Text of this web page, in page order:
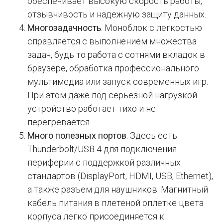
отзывчивость и надежную защиту данных.
Многозадачность . Моноблок с легкостью
справляется с выполнением множества
задач, будь то работа с сотнями вкладок в
браузере, обработка профессионального
мультимедиа или запуск современных игр.
При этом даже под серьезной нагрузкой
устройство работает тихо и не
перегревается.
Много полезных портов . Здесь есть
Thunderbolt/USB 4 для подключения
периферии с поддержкой различных
стандартов (DisplayPort, HDMI, USB, Ethernet),
а также разъем для наушников. Магнитный
кабель питания в плетеной оплетке цвета
корпуса легко присоединяется к